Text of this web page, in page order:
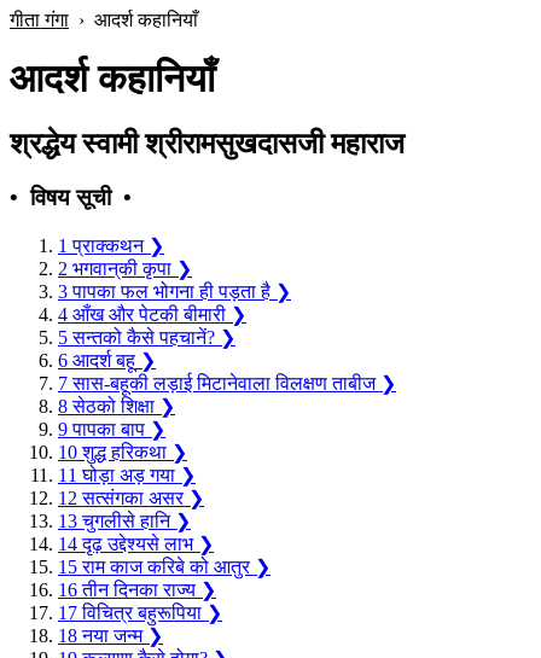
गीता गंगा › आदर्श कहानियाँ
आदर्श कहानियाँ
श्रद्धेय स्वामी श्रीरामसुखदासजी महाराज
• विषय सूची •
1 प्राक्‍कथन ❯
2 भगवान‍‍्की कृपा ❯
3 पापका फल भोगना ही पड़ता है ❯
4 आँख और पेटकी बीमारी ❯
5 सन्तको कैसे पहचानें? ❯
6 आदर्श बहू ❯
7 सास-बहूकी लड़ाई मिटानेवाला विलक्षण ताबीज ❯
8 सेठको शिक्षा ❯
9 पापका बाप ❯
10 शुद्ध हरिकथा ❯
11 घोड़ा अड़ गया ❯
12 सत्संगका असर ❯
13 चुगलीसे हानि ❯
14 दृढ़ उद्देश्यसे लाभ ❯
15 राम काज करिबे को आतुर ❯
16 तीन दिनका राज्य ❯
17 विचित्र बहुरूपिया ❯
18 नया जन्म ❯